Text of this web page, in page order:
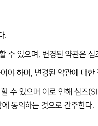
.
수 있으며, 변경된 약관은
하며, 변경된 약관에 대
수 있으며 이로 인해 심즈
동의하는 것으로 간주한다.